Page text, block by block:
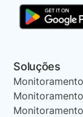
Soluções